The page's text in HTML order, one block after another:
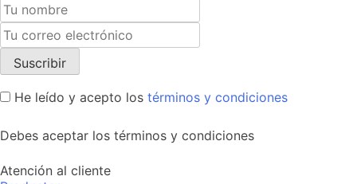
He leído y acepto los términos y condiciones
Debes aceptar los términos y condiciones
Atención al cliente